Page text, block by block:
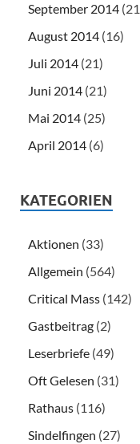
September 2014
August 2014 (16)
Juli 2014 (21)
Juni 2014 (21)
Mai 2014 (25)
April 2014 (6)
KATEGORIEN
Aktionen (33)
Allgemein (564)
Critical Mass (142)
Gastbeitrag (2)
Leserbriefe (49)
Oft Gelesen (31)
Rathaus (116)
Sindelfingen (27)